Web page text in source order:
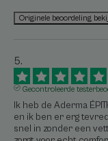
Originele beoordeling
Gecontroleerde
Ik heb de Aderma
en ik ben er erg
snel in zonder een